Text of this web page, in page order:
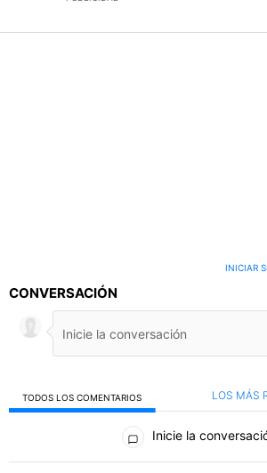
CONVERSACIÓN
INICIAR
TODOS LOS COMENTARIOS LOS MÁS
Todos los comentarios
Inicie la